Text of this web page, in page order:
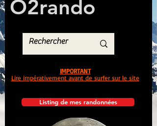
O2rando
Listing de mes randonnées
IMPORTANT
Lire impérativement avant de surfer sur le site